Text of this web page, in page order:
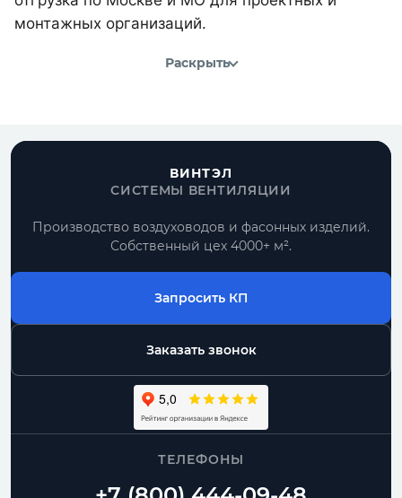
монтажных организаций.
Раскрыть
ВИНТЭЛ
СИСТЕМЫ ВЕНТИЛЯЦИИ
Производство воздуховодов и фасонных изделий.
Собственный цех 4000+ м².
Запросить КП
Заказать звонок
ТЕЛЕФОНЫ